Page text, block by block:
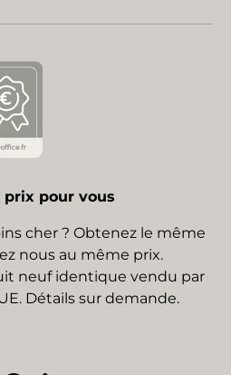
pour vous
cher ? Obtenez le même
nous au même prix.
neuf identique vendu par
Détails sur demande.